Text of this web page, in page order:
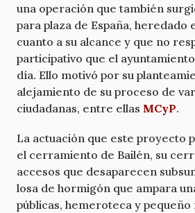
una operación que también
para plaza de España, heredado
cuanto a su alcance y que no
participativo que el
día. Ello motivó por su
alejamiento de su proceso de
ciudadanas, entre ellas MCyP.
La actuación que este proyecto
el cerramiento de Bailén, su
accesos que desaparecen
losa de hormigón que ampara
públicas, hemeroteca y